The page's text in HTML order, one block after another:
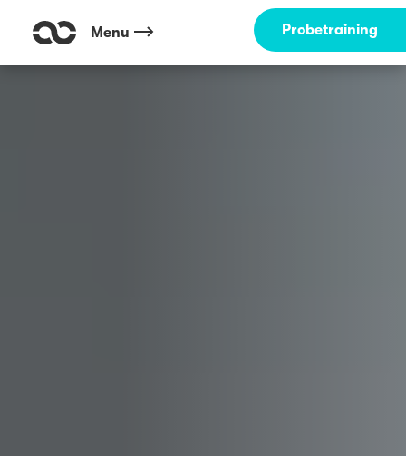
Menu Probetraining
Outdoor Fitness direkt um die Ecke: Walshagenpark Rheine ☀️